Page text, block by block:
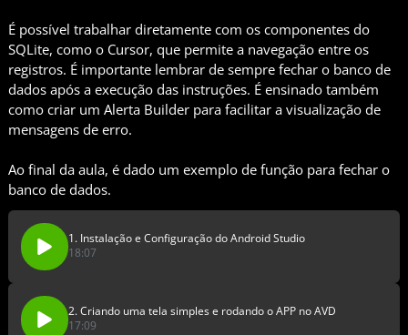
É possível trabalhar diretamente com os componentes do
SQLite, como o Cursor, que permite a navegação entre os
registros. É importante lembrar de sempre fechar o banco de
dados após a execução das instruções. É ensinado também
como criar um Alerta Builder para facilitar a visualização de
mensagens de erro.
Ao final da aula, é dado um exemplo de função para fechar o
banco de dados.
1. Instalação e Configuração do Android Studio
18:07
2. Criando uma tela simples e rodando o APP no AVD
17:09